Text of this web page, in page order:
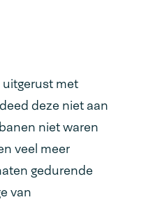
met
deze niet aan
niet waren
veel meer
gedurende
van